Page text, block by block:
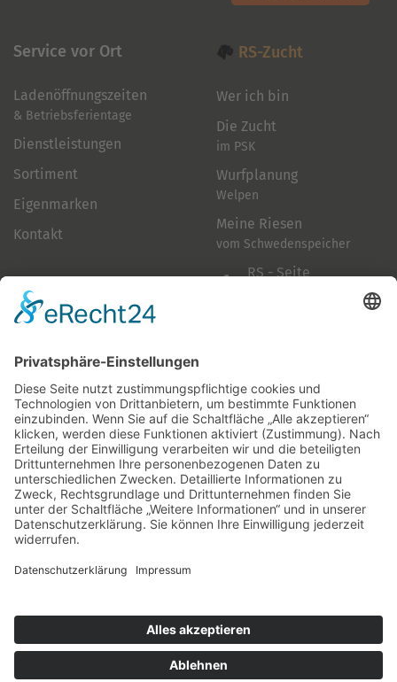
Service vor Ort
Ladenöffnungszeiten
& Betriebsferientage
Dienstleistungen
Sortiment
Eigenmarken
Kontakt
RS-Zucht
Wer ich bin
Die Zucht
im PSK
Wurfplanung
Welpen
Meine Riesen
vom Schwedenspeicher
RS - Seite
Folge mir
Zahlungsarten
& Vorab-Überweisung
Alle Preise inkl. gesetzl. Mehrwertsteuer zzgl.
Datenschutzerklärung
© 2026 SCHNAUZEN-KONTOR. Alle Rechte vorbehalten.